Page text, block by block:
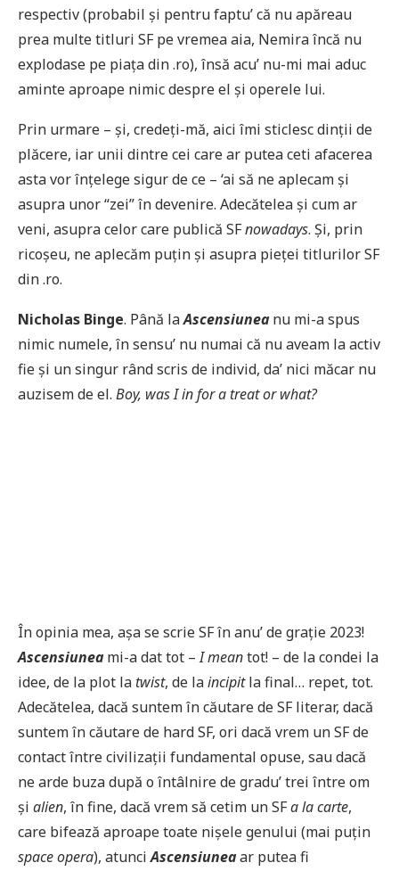
respectiv (probabil și pentru faptu’ că nu apăreau
prea multe titluri SF pe vremea aia, Nemira încă nu
explodase pe piața din .ro), însă acu’ nu-mi mai aduc
aminte aproape nimic despre el și operele lui.
Prin urmare – și, credeți-mă, aici îmi sticlesc dinții de
plăcere, iar unii dintre cei care ar putea ceti afacerea
asta vor înțelege sigur de ce – ‘ai să ne aplecam și
asupra unor “zei” în devenire. Adecătelea și cum ar
veni, asupra celor care publică SFnowadays. Și, prin
ricoșeu, ne aplecăm puțin și asupra pieței titlurilor SF
din .ro.
Nicholas Binge. Până laAscensiuneanu mi-a spus
nimic numele, în sensu’ nu numai că nu aveam la activ
fie şi un singur rând scris de individ, da’ nici măcar nu
auzisem de el. Boy, was I in for a treat or what?
În opinia mea, așa se scrie SF în anu’ de grație 2023!
Ascensiuneami-a dat tot –I meantot! – de la condei la
idee, de la plot la twist, de laincipitla final… repet, tot.
Adecătelea, dacă suntem în căutare de SF literar, dacă
suntem în căutare de hard SF, ori dacă vrem un SF de
contact între civilizații fundamental opuse, sau dacă
ne arde buza după o întâlnire de gradu’ trei între om
și alien, în fine, dacă vrem să cetim un SFa la carte,
care bifează aproape toate nișele genului (mai puțin
space opera), atunciAscensiuneaar putea fi